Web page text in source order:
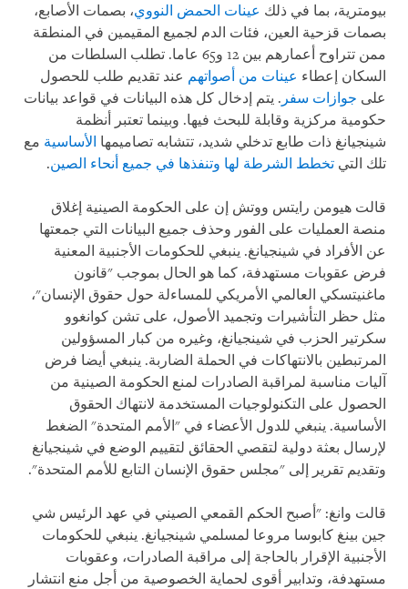
بيومترية، بما في ذلك عينات الحمض النووي، بصمات الأصابع،
بصمات قزحية العين، فئات الدم لجميع المقيمين في المنطقة
ممن تتراوح أعمارهم بين 12 و65 عاما. تطلب السلطات من
السكان إعطاء عينات من أصواتهم عند تقديم طلب للحصول
على جوازات سفر . يتم إدخال كل هذه البيانات في قواعد بيانات
حكومية مركزية وقابلة للبحث فيها. وبينما تعتبر أنظمة
شينجيانغ ذات طابع تدخلي شديد، تتشابه تصاميمها الأساسية مع
تلك التي تخطط الشرطة لها وتنفذها في جميع أنحاء الصين.
قالت هيومن رايتس ووتش إن على الحكومة الصينية إغلاق
منصة العمليات على الفور وحذف جميع البيانات التي جمعتها
عن الأفراد في شينجيانغ. ينبغي للحكومات الأجنبية المعنية
فرض عقوبات مستهدفة، كما هو الحال بموجب "قانون
ماغنيتسكي العالمي الأمريكي للمساءلة حول حقوق الإنسان"،
مثل حظر التأشيرات وتجميد الأصول، على تشن كوانغوو
سكرتير الحزب في شينجيانغ، وغيره من كبار المسؤولين
المرتبطين بالانتهاكات في الحملة الضاربة. ينبغي أيضا فرض
آليات مناسبة لمراقبة الصادرات لمنع الحكومة الصينية من
الحصول على التكنولوجيات المستخدمة لانتهاك الحقوق
الأساسية. ينبغي للدول الأعضاء في "الأمم المتحدة" الضغط
لإرسال بعثة دولية لتقصي الحقائق لتقييم الوضع في شينجيانغ
وتقديم تقرير إلى "مجلس حقوق الإنسان التابع للأمم المتحدة".
قالت وانغ: "أصبح الحكم القمعي الصيني في عهد الرئيس شي
جين بينغ كابوسا مروعا لمسلمي شينجيانغ. ينبغي للحكومات
الأجنبية الإقرار بالحاجة إلى مراقبة الصادرات، وعقوبات
مستهدفة، وتدابير أقوى لحماية الخصوصية من أجل منع انتشار